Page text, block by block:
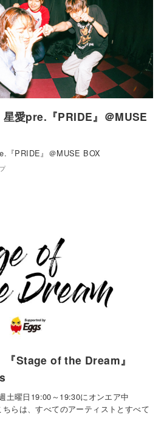
星愛pre.『PRIDE』＠MUSE
『PRIDE』＠MUSE BOX
『Stage of the Dream』
土曜日19:00～19:30にオンエア中
らは、すべてのアーティストとすべて